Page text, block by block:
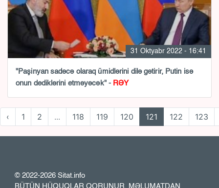
31 Oktyabr 2022 - 16:41
"Paşinyan sadəcə olaraq ümidlərini dilə gətirir, Putin isə
onun dediklərini etməyəcək" - RƏY
‹ 1 2 ... 118 119 120 121 122 123
© 2022-2026 Sitat.info
BÜTÜN HÜQUQLAR QORUNUR. MƏLUMATDAN